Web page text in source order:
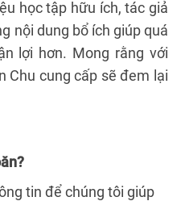
học tập hữu ích, tác giả
nội dung bổ ích giúp quá
lợi hơn. Mong rằng với
Chu cung cấp sẽ đem lại
tin để chúng tôi giúp